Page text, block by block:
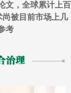
文，全球累计上百
被目前市场上几
考